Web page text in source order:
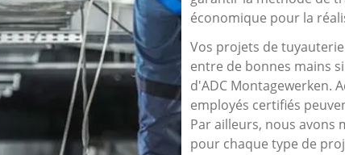
économique pour la
Vos projets de
entre de bonnes mains
d'ADC Montagewerken.
employés certifiés
Par ailleurs, nous avons
pour chaque type de